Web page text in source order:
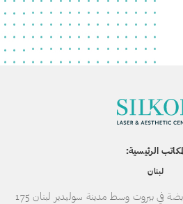
الرئيسية:
لبنان
المقر الرئيسي لشركة سيلكور القابضة في بيروت وسط مدينة سوليدير لبنان 175